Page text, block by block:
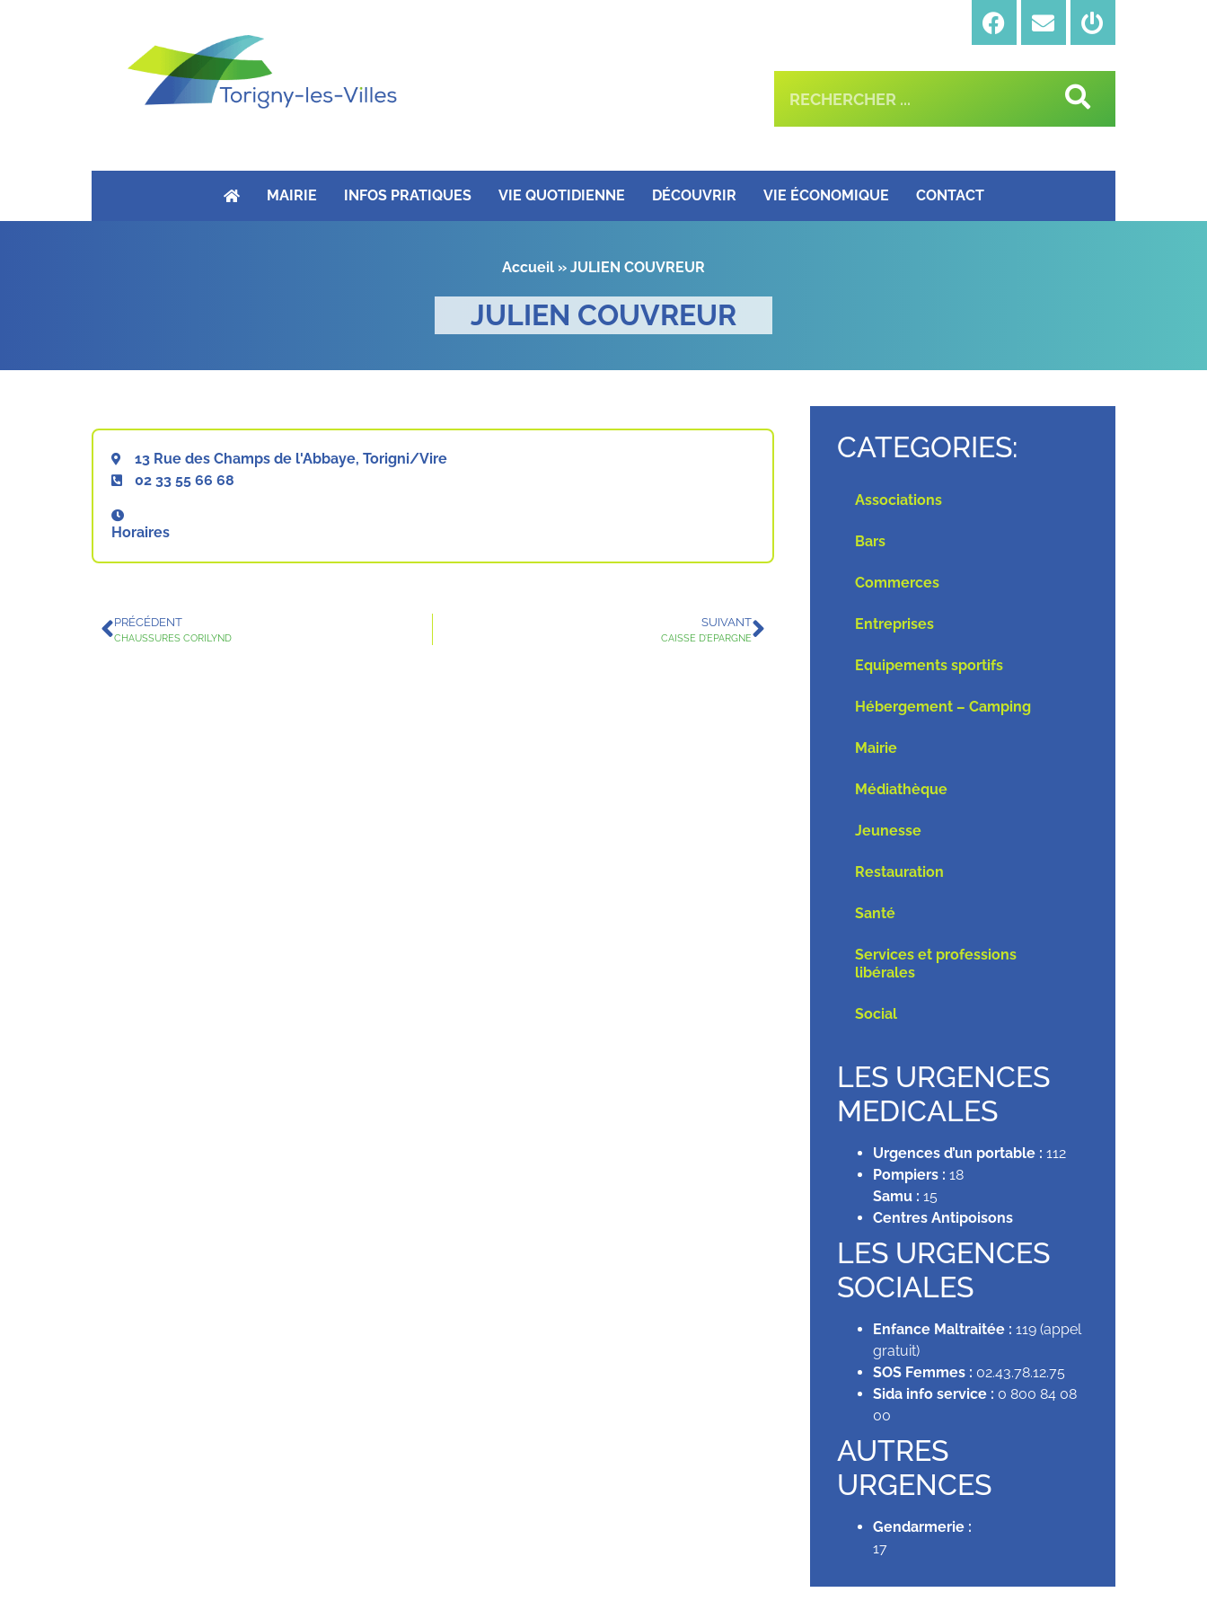
MAIRIE INFOS PRATIQUES VIE QUOTIDIENNE DÉCOUVRIR VIE ÉCONOMIQUE CONTACT
Accueil » JULIEN COUVREUR
JULIEN COUVREUR
13 Rue des Champs de l'Abbaye, Torigni/Vire
02 33 55 66 68
Horaires
PRÉCÉDENT
CHAUSSURES CORILYND
SUIVANT
CAISSE D’EPARGNE
CATEGORIES:
Associations
Bars
Commerces
Entreprises
Equipements sportifs
Hébergement – Camping
Mairie
Médiathèque
Jeunesse
Restauration
Santé
Services et professions
libérales
Social
LES URGENCES
MEDICALES
Urgences d’un portable : 112
Pompiers : 18
Samu : 15
Centres Antipoisons
LES URGENCES
SOCIALES
Enfance Maltraitée : 119 (appel
gratuit)
SOS Femmes : 02.43.78.12.75
Sida info service : 0 800 84 08
00
AUTRES
URGENCES
Gendarmerie :
17